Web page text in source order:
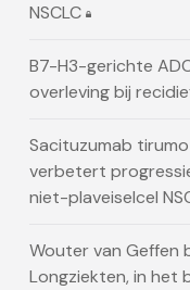
NSCLC
B7-H3-gerichte
overleving bij
Sacituzumab
verbetert
niet-plaveiselcel
Wouter van Geffen
Longziekten, in het